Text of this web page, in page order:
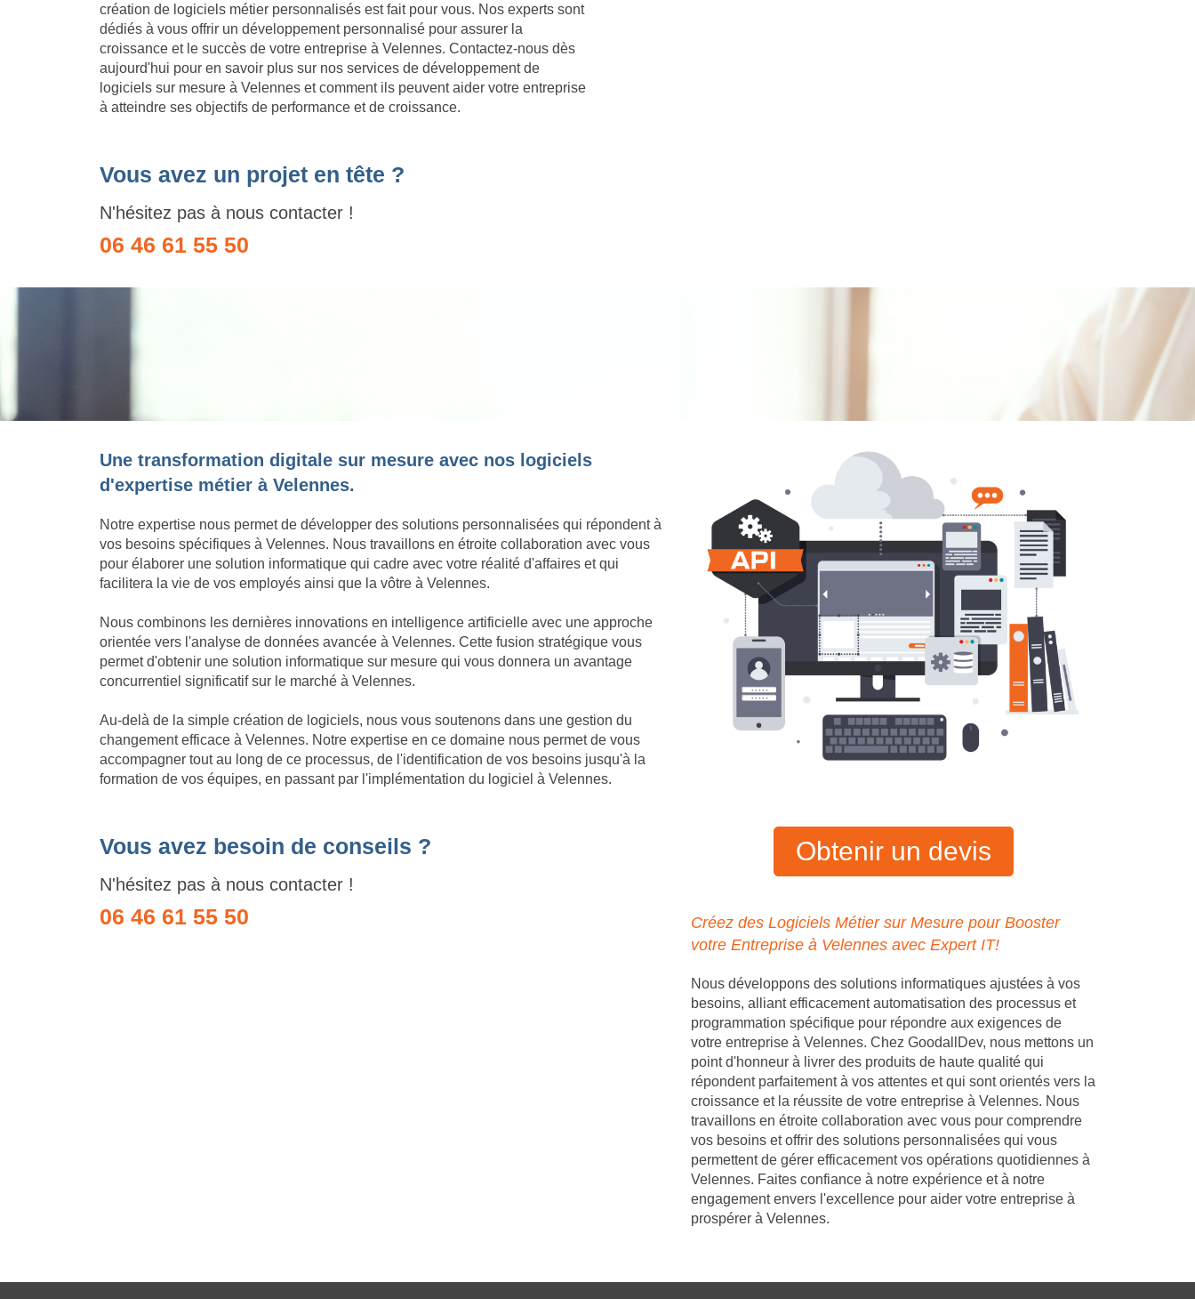
création de logiciels métier personnalisés est fait pour vous. Nos experts sont
dédiés à vous offrir un développement personnalisé pour assurer la
croissance et le succès de votre entreprise à Velennes. Contactez-nous dès
aujourd'hui pour en savoir plus sur nos services de développement de
logiciels sur mesure à Velennes et comment ils peuvent aider votre entreprise
à atteindre ses objectifs de performance et de croissance.
Vous avez un projet en tête ?
N'hésitez pas à nous contacter !
06 46 61 55 50
Une transformation digitale sur mesure avec nos logiciels
d'expertise métier à Velennes.
Notre expertise nous permet de développer des solutions personnalisées qui répondent à
vos besoins spécifiques à Velennes. Nous travaillons en étroite collaboration avec vous
pour élaborer une solution informatique qui cadre avec votre réalité d'affaires et qui
facilitera la vie de vos employés ainsi que la vôtre à Velennes.
Nous combinons les dernières innovations en intelligence artificielle avec une approche
orientée vers l'analyse de données avancée à Velennes. Cette fusion stratégique vous
permet d'obtenir une solution informatique sur mesure qui vous donnera un avantage
concurrentiel significatif sur le marché à Velennes.
Au-delà de la simple création de logiciels, nous vous soutenons dans une gestion du
changement efficace à Velennes. Notre expertise en ce domaine nous permet de vous
accompagner tout au long de ce processus, de l'identification de vos besoins jusqu'à la
formation de vos équipes, en passant par l'implémentation du logiciel à Velennes.
Vous avez besoin de conseils ?
N'hésitez pas à nous contacter !
06 46 61 55 50
Obtenir un devis
Créez des Logiciels Métier sur Mesure pour Booster
votre Entreprise à Velennes avec Expert IT!
Nous développons des solutions informatiques ajustées à vos
besoins, alliant efficacement automatisation des processus et
programmation spécifique pour répondre aux exigences de
votre entreprise à Velennes. Chez GoodallDev, nous mettons un
point d'honneur à livrer des produits de haute qualité qui
répondent parfaitement à vos attentes et qui sont orientés vers la
croissance et la réussite de votre entreprise à Velennes. Nous
travaillons en étroite collaboration avec vous pour comprendre
vos besoins et offrir des solutions personnalisées qui vous
permettent de gérer efficacement vos opérations quotidiennes à
Velennes. Faites confiance à notre expérience et à notre
engagement envers l'excellence pour aider votre entreprise à
prospérer à Velennes.